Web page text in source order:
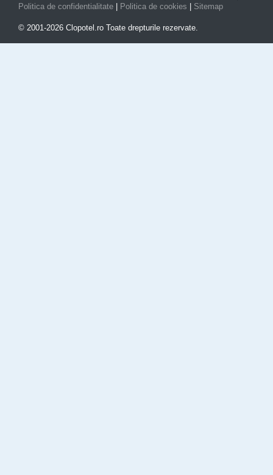
Politica de confidentialitate
Politica de cookies Sitemap
© 2001-2026 Clopotel.ro Toate drepturile rezervate.